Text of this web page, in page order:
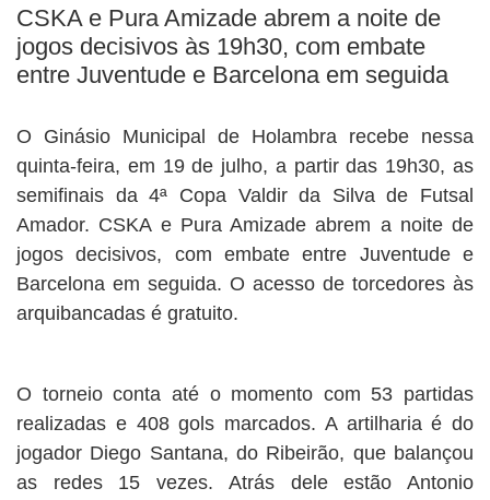
BUSCAR
CSKA e Pura Amizade abrem a noite de
jogos decisivos às 19h30, com embate
entre Juventude e Barcelona em seguida
O Ginásio Municipal de Holambra recebe nessa
quinta-feira, em 19 de julho, a partir das 19h30, as
semifinais da 4ª Copa Valdir da Silva de Futsal
Amador. CSKA e Pura Amizade abrem a noite de
jogos decisivos, com embate entre Juventude e
Barcelona em seguida. O acesso de torcedores às
arquibancadas é gratuito.
O torneio conta até o momento com 53 partidas
realizadas e 408 gols marcados. A artilharia é do
jogador Diego Santana, do Ribeirão, que balançou
as redes 15 vezes. Atrás dele estão Antonio